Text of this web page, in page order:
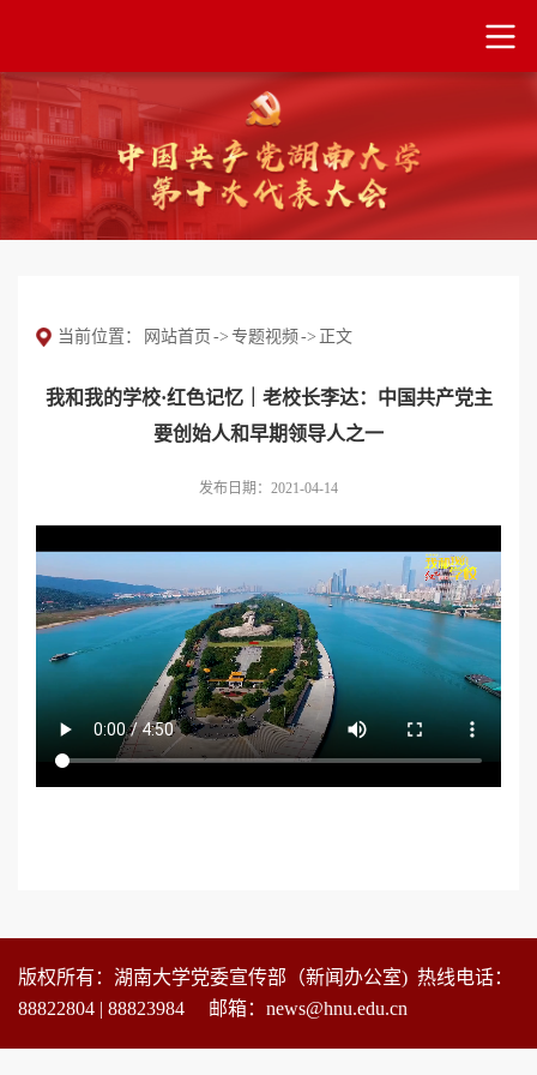
当前位置： 网站首页 -> 专题视频 -> 正文
我和我的学校·红色记忆｜老校长李达：中国共产党主
要创始人和早期领导人之一
发布日期：2021-04-14
版权所有：湖南大学党委宣传部（新闻办公室) 热线电话：
88822804 | 88823984 邮箱：news@hnu.edu.cn